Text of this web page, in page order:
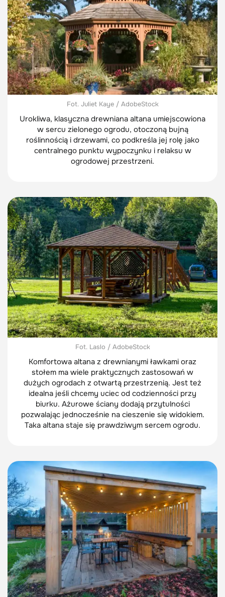
Fot. Juliet Kaye / AdobeStock
Urokliwa, klasyczna drewniana altana umiejscowiona
w sercu zielonego ogrodu, otoczoną bujną
roślinnością i drzewami, co podkreśla jej rolę jako
centralnego punktu wypoczynku i relaksu w
ogrodowej przestrzeni.
Fot. Laslo / AdobeStock
Komfortowa altana z drewnianymi ławkami oraz
stołem ma wiele praktycznych zastosowań w
dużych ogrodach z otwartą przestrzenią. Jest też
idealna jeśli chcemy uciec od codzienności przy
biurku. Ażurowe ściany dodają przytulności
pozwalając jednocześnie na cieszenie się widokiem.
Taka altana staje się prawdziwym sercem ogrodu.